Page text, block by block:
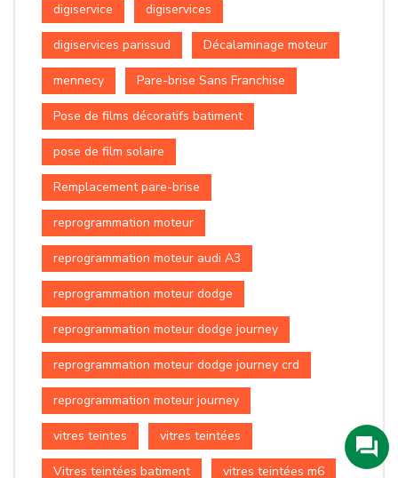
digiservice digiservices
digiservices parissud Décalaminage moteur
mennecy Pare-brise Sans Franchise
Pose de films décoratifs batiment
pose de film solaire
Remplacement pare-brise
reprogrammation moteur
reprogrammation moteur audi A3
reprogrammation moteur dodge
reprogrammation moteur dodge journey
reprogrammation moteur dodge journey crd
reprogrammation moteur journey
vitres teintes vitres teintées
Vitres teintées batiment vitres teintées m6